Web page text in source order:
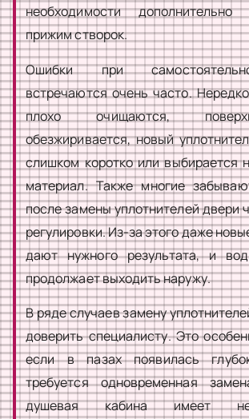
необходимости дополнительно
прижим створок.
Ошибки при
встречаются очень часто.
плохо очищаются,
обезжиривается, новый
слишком коротко или выбирается
материал. Также многие
после замены уплотнителей двери
регулировки. Из-за этого даже
дают нужного результата, и
продолжает выходить наружу.
В ряде случаев замену
доверить специалисту. Это
если в пазах появилась
требуется одновременная
душевая кабина имеет